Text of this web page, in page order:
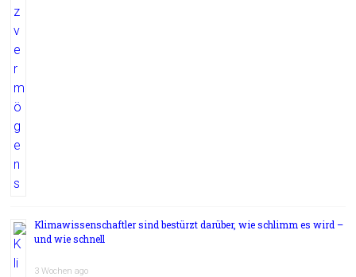
Klimawissenschaftler sind bestürzt darüber, wie schlimm es wird –
und wie schnell
3 Wochen ago